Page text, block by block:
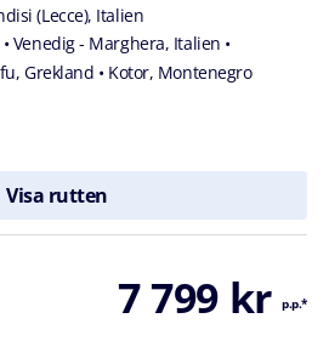
(Lecce), Italien
• Venedig - Marghera, Italien •
Grekland • Kotor, Montenegro
Visa rutten
7 799 kr p.p.*